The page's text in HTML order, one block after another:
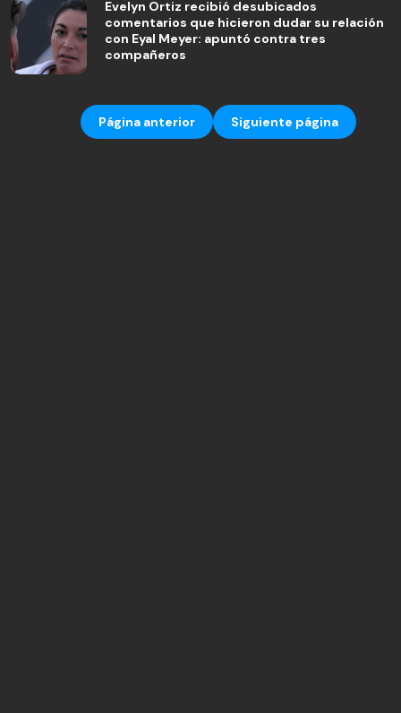
Evelyn Ortiz recibió desubicados
comentarios que hicieron dudar su relación
con Eyal Meyer: apuntó contra tres
compañeros
Página anterior Siguiente página